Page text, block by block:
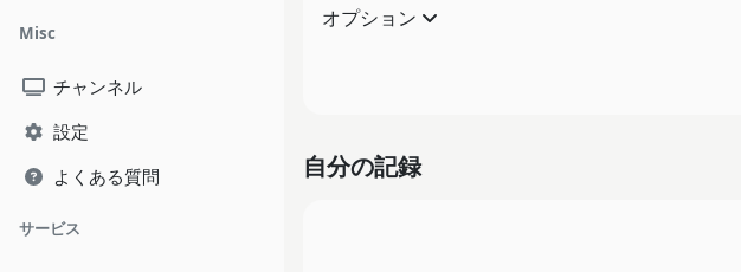
Misc
チャンネル
設定
よくある質問
サービス
オプション
自分の記録